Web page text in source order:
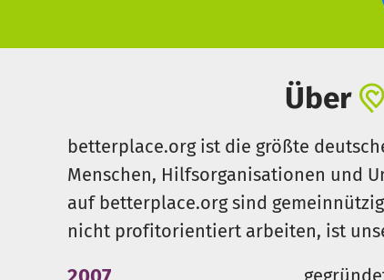
Über
betterplace.org ist die größte
Menschen, Hilfsorganisationen und
auf betterplace.org sind
nicht profitorientiert arbeiten, ist